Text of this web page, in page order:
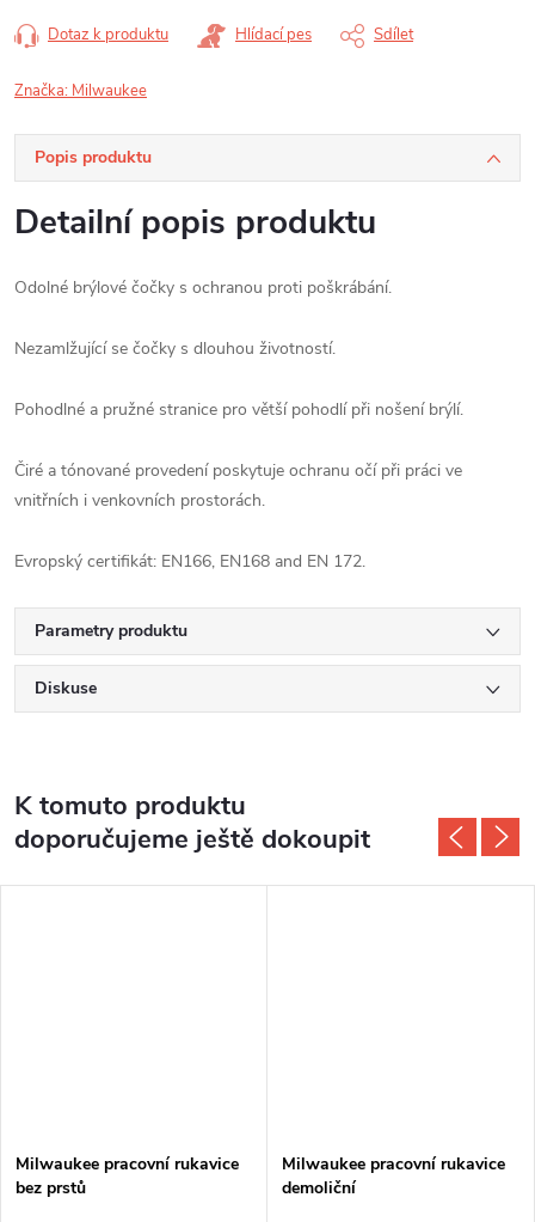
Dotaz k produktu Hlídací pes Sdílet
Značka: Milwaukee
Popis produktu
Detailní popis produktu
Odolné brýlové čočky s ochranou proti poškrábání.
Nezamlžující se čočky s dlouhou životností.
Pohodlné a pružné stranice pro větší pohodlí při nošení brýlí.
Čiré a tónované provedení poskytuje ochranu očí při práci ve
vnitřních i venkovních prostorách.
Evropský certifikát: EN166, EN168 and EN 172.
Parametry produktu
Diskuse
K tomuto produktu
doporučujeme ještě dokoupit
Milwaukee pracovní rukavice
bez prstů
Milwaukee pracovní rukavice
demoliční